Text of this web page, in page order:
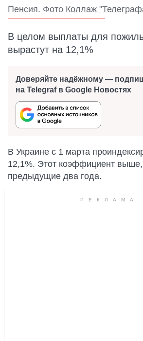
Пенсия. Фото Коллаж
В целом выплаты для
вырастут на 12,1%
Доверяйте надёжному —
на Telegraf в Google Новостях
В Украине с 1 марта
12,1%. Этот коэффициент
предыдущие два года.